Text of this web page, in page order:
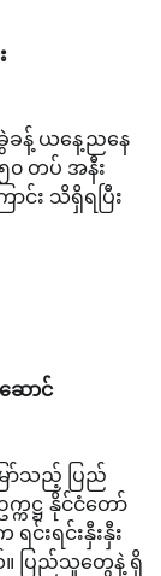
ခွဲခန့် ယနေ့ညနေ
၀ တပ် အနီး
င်း သိရှိရပြီး
ောင်
ော်သည့် ပြည်
ကဋ္ဌ နိုင်ငံတော်
င်းရင်းနှီးနှီး
ပြည်သူတွေနဲ့ ရှိ